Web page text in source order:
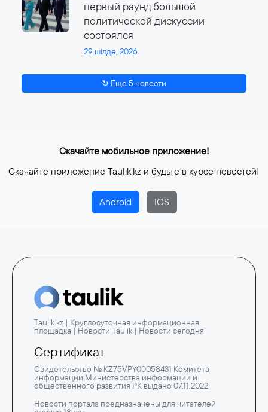
первый раунд большой
политической дискуссии
состоялся
29 шілде, 2026
↻ Еще 5 новости
Скачайте мобильное приложение!
Скачайте приложение Taulik.kz и будьте в курсе новостей!
Android IOS
Taulik.kz | Круглосуточная информационная
площадка | Новости Taulik | Новости сегодня
Сертификат
Свидетельство № KZ75VPY00058431 Комитета
информации Министерства информации и
общественного развития РК выдано 07.11.2022
Новости портала предназначены для читателей